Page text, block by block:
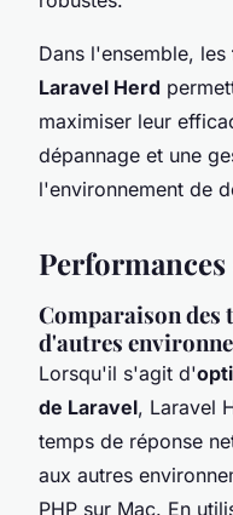
Dans l'ensemble, les
Laravel Herd
maximiser leur
dépannage et une
l'environnement de
Comparaison des
d'autres
Lorsqu'il s'agit d'
de Laravel, Laravel
temps de réponse
aux autres
PHP sur Mac. En